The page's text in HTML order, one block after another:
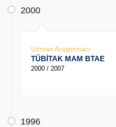
2000
Uzman Araştırmacı
TÜBİTAK MAM BTAE
2000 / 2007
1996